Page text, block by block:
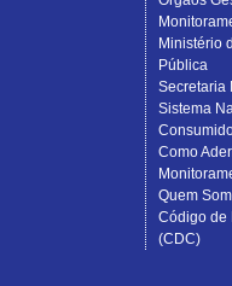
Ministério
Pública
Secretaria
Sistema
Como
Quem
Código de
(CDC)